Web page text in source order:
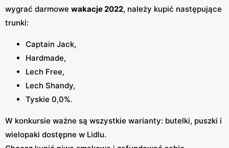
wygrać darmowe wakacje 2022, należy kupić następujące
trunki:
Captain Jack,
Hardmade,
Lech Free,
Lech Shandy,
Tyskie 0,0%.
W konkursie ważne są wszystkie warianty: butelki, puszki i
wielopaki dostępne w Lidlu.